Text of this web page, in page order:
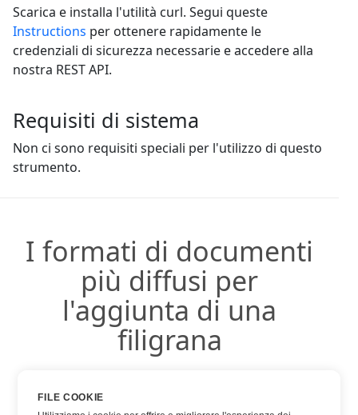
Scarica e installa l'utilità curl. Segui queste
Instructions per ottenere rapidamente le
credenziali di sicurezza necessarie e accedere alla
nostra REST API.
Requisiti di sistema
Non ci sono requisiti speciali per l'utilizzo di questo
strumento.
I formati di documenti
più diffusi per
l'aggiunta di una
filigrana
FILE COOKIE